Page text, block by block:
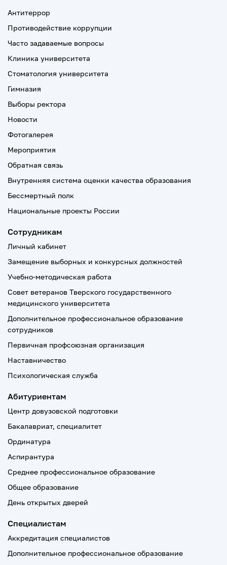
Антитеррор
Противодействие коррупции
Часто задаваемые вопросы
Клиника университета
Стоматология университета
Гимназия
Выборы ректора
Новости
Фотогалерея
Мероприятия
Обратная связь
Внутренняя система оценки качества образования
Бессмертный полк
Национальные проекты России
Сотрудникам
Личный кабинет
Замещение выборных и конкурсных должностей
Учебно-методическая работа
Совет ветеранов Тверского государственного
медицинского университета
Дополнительное профессиональное образование
сотрудников
Первичная профсоюзная организация
Наставничество
Психологическая служба
Абитуриентам
Центр довузовской подготовки
Бакалавриат, специалитет
Ординатура
Аспирантура
Среднее профессиональное образование
Общее образование
День открытых дверей
Специалистам
Аккредитация специалистов
Дополнительное профессиональное образование